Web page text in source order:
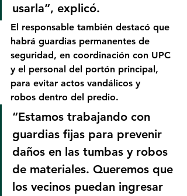
usarla”, explicó.
El responsable también destacó que
habrá guardias permanentes de
seguridad, en coordinación con UPC
y el personal del portón principal,
para evitar actos vandálicos y
robos dentro del predio.
“Estamos trabajando con
guardias fijas para prevenir
daños en las tumbas y robos
de materiales. Queremos que
los vecinos puedan ingresar